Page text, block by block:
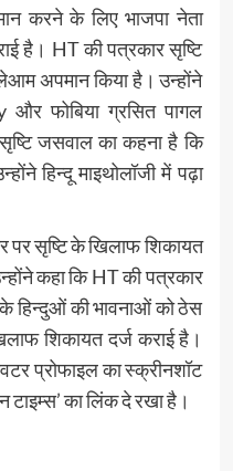
करने के लिए भाजपा नेता
है। HT की पत्रकार सृष्टि
अपमान किया है। उन्होंने
और फोबिया ग्रसित पागल
जसवाल का कहना है कि
हिन्दू माइथोलॉजी में पढ़ा
पर सृष्टि के खिलाफ शिकायत
कहा कि HT की पत्रकार
हिन्दुओं की भावनाओं को ठेस
शिकायत दर्ज कराई है।
प्रोफाइल का स्क्रीनशॉट
टाइम्स’ का लिंक दे रखा है।